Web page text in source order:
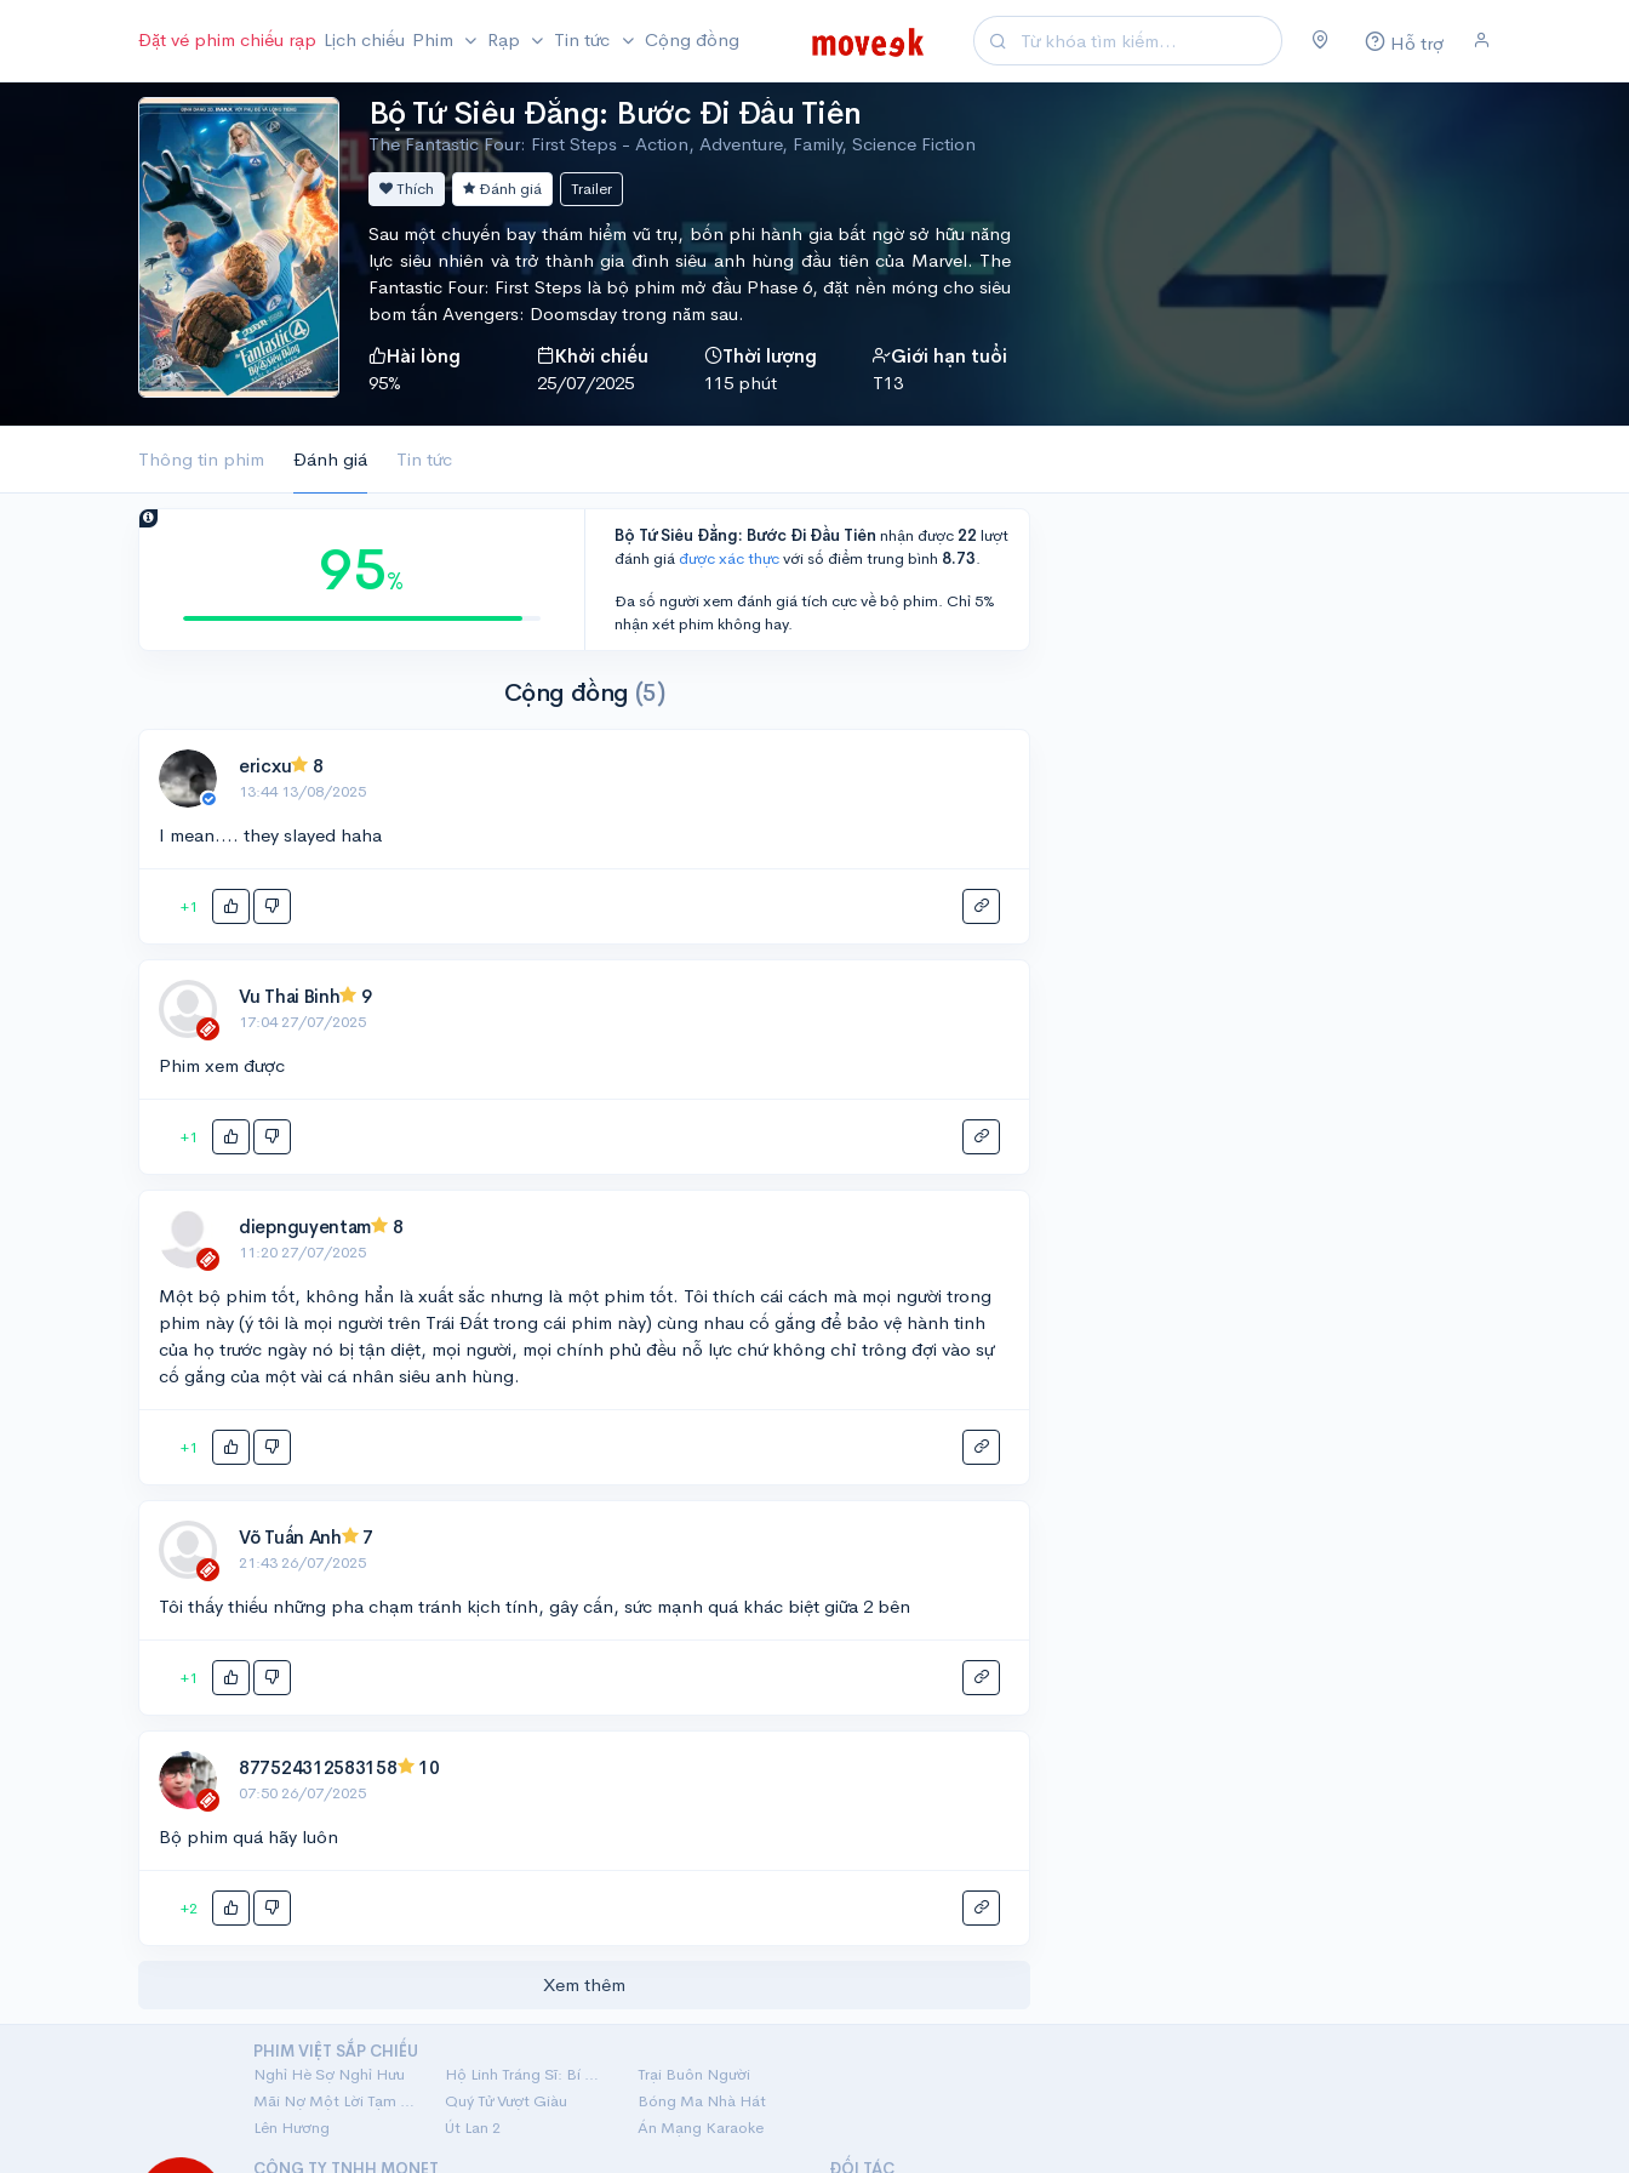
Hỗ trợ
Đặt vé phim chiếu rạp Lịch chiếu Phim Rạp Tin tức Cộng đồng
Bộ Tứ Siêu Đẳng: Bước Đi Đầu Tiên
The Fantastic Four: First Steps - Action, Adventure, Family, Science Fiction
Thích Đánh giá Trailer
Sau một chuyến bay thám hiểm vũ trụ, bốn phi hành gia bất ngờ sở hữu năng
lực siêu nhiên và trở thành gia đình siêu anh hùng đầu tiên của Marvel. The
Fantastic Four: First Steps là bộ phim mở đầu Phase 6, đặt nền móng cho siêu
bom tấn Avengers: Doomsday trong năm sau.
Hài lòng
95%
Khởi chiếu
25/07/2025
Thời lượng
115 phút
Giới hạn tuổi
T13
Thông tin phim Đánh giá Tin tức
95%
Bộ Tứ Siêu Đẳng: Bước Đi Đầu Tiên nhận được 22 lượt
đánh giá được xác thựcvới số điểm trung bình 8.73.
Đa số người xem đánh giá tích cực về bộ phim. Chỉ 5%
nhận xét phim không hay.
Cộng đồng (5)
ericxu 8
13:44 13/08/2025
I mean.... they slayed haha
+1
Vu Thai Binh 9
17:04 27/07/2025
Phim xem được
+1
diepnguyentam 8
11:20 27/07/2025
Một bộ phim tốt, không hẳn là xuất sắc nhưng là một phim tốt. Tôi thích cái cách mà mọi người trong
phim này (ý tôi là mọi người trên Trái Đất trong cái phim này) cùng nhau cố gắng để bảo vệ hành tinh
của họ trước ngày nó bị tận diệt, mọi người, mọi chính phủ đều nỗ lực chứ không chỉ trông đợi vào sự
cố gắng của một vài cá nhân siêu anh hùng.
+1
Võ Tuấn Anh 7
21:43 26/07/2025
Tôi thấy thiếu những pha chạm tránh kịch tính, gây cấn, sức mạnh quá khác biệt giữa 2 bên
+1
877524312583158 10
07:50 26/07/2025
Bộ phim quá hãy luôn
+2
Xem thêm
PHIM VIỆT SẮP CHIẾU
Nghỉ Hè Sợ Nghỉ Hưu
Hộ Linh Tráng Sĩ: Bí Ẩn Mộ Vua Đinh
Trại Buôn Người
Mãi Nợ Một Lời Tạm Biệt
Quý Tử Vượt Giàu
Bóng Ma Nhà Hát
Lên Hương
Út Lan 2
Án Mạng Karaoke